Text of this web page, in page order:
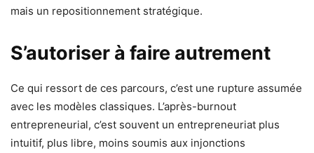
mais un repositionnement stratégique.
S’autoriser à faire autrement
Ce qui ressort de ces parcours, c’est une rupture assumée
avec les modèles classiques. L’après-burnout
entrepreneurial, c’est souvent un entrepreneuriat plus
intuitif, plus libre, moins soumis aux injonctions